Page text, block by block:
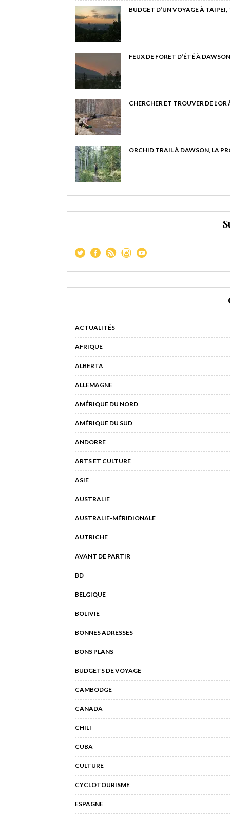
BUDGET D’UN VOYAGE À
FEUX DE FORÊT D’ÉTÉ À
CHERCHER ET TROUVER DE
ORCHID TRAIL À DAWSON, LA
ACTUALITÉS
AFRIQUE
ALBERTA
ALLEMAGNE
AMÉRIQUE DU NORD
AMÉRIQUE DU SUD
ANDORRE
ARTS ET CULTURE
ASIE
AUSTRALIE
AUSTRALIE-MÉRIDIONALE
AUTRICHE
AVANT DE PARTIR
BD
BELGIQUE
BOLIVIE
BONNES ADRESSES
BONS PLANS
BUDGETS DE VOYAGE
CAMBODGE
CANADA
CHILI
CUBA
CULTURE
CYCLOTOURISME
ESPAGNE